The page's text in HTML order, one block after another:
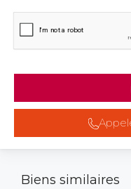
Biens similaires